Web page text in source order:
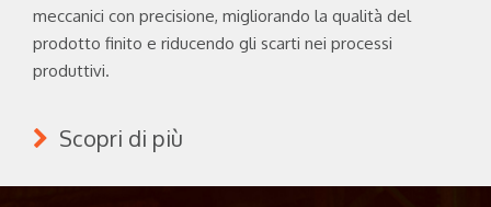
meccanici con precisione, migliorando la qualità del
prodotto finito e riducendo gli scarti nei processi
produttivi.
Scopri di più